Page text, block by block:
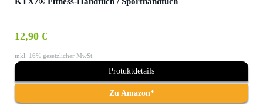
12,90 €
inkl. 16% gesetzlicher MwSt.
Protuktdetails
Zu Amazon*